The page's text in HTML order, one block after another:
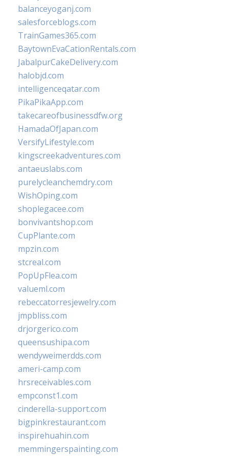
balanceyoganj.com
salesforceblogs.com
TrainGames365.com
BaytownEvaCationRentals.com
JabalpurCakeDelivery.com
halobjd.com
intelligenceqatar.com
PikaPikaApp.com
takecareofbusinessdfw.org
HamadaOfJapan.com
VersifyLifestyle.com
kingscreekadventures.com
antaeuslabs.com
purelycleanchemdry.com
WishOping.com
shoplegacee.com
bonvivantshop.com
CupPlante.com
mpzin.com
stcreal.com
PopUpFlea.com
valueml.com
rebeccatorresjewelry.com
jmpbliss.com
drjorgerico.com
queensushipa.com
wendyweimerdds.com
ameri-camp.com
hrsreceivables.com
empconst1.com
cinderella-support.com
bigpinkrestaurant.com
inspirehuahin.com
memmingerspainting.com